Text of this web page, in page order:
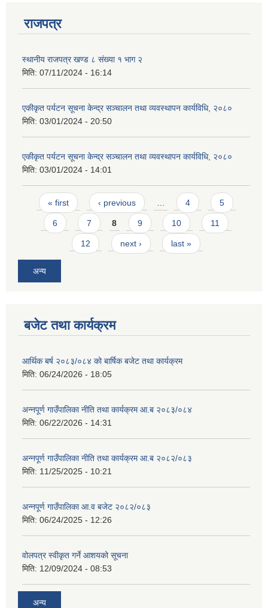
राजपत्र
स्थानीय राजपत्र खण्ड ८ संख्या १ भाग २
मिति: 07/11/2024 - 16:14
एकीकृत पर्यटन सूचना केन्द्र सञ्चालन तथा व्यवस्थापन कार्यविधि, २०८०
मिति: 03/01/2024 - 20:50
एकीकृत पर्यटन सूचना केन्द्र सञ्चालन तथा व्यवस्थापन कार्यविधि, २०८०
मिति: 03/01/2024 - 14:01
Pages
« first ‹ previous 4 5
6 7 8 9 10 11
12 next › last »
अन्य
बजेट तथा कार्यक्रम
आर्थिक बर्ष २०८३/०८४ को बार्षिक बजेट तथा कार्यक्रम
मिति: 06/24/2026 - 18:05
अन्नपूर्ण गाउँपालिका नीति तथा कार्यक्रम आ.ब २०८३/०८४
मिति: 06/22/2026 - 14:31
अन्नपूर्ण गाउँपालिका नीति तथा कार्यक्रम आ.ब २०८२/०८३
मिति: 11/25/2025 - 10:21
अन्नपूर्ण गाउँपालिका आ.व बजेट २०८२/०८३
मिति: 06/24/2025 - 12:26
वोलपत्र स्वीकृत गर्ने आशयको सूचना
मिति: 12/09/2024 - 08:53
अन्य